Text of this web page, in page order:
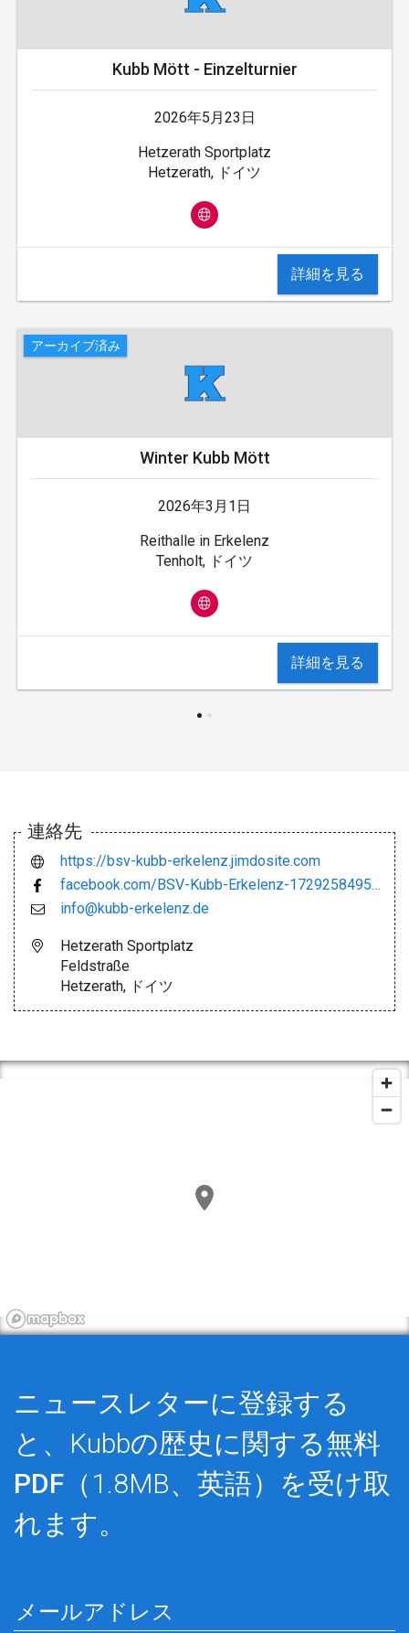
Kubb Mött - Einzelturnier
2026年5月23日
Hetzerath Sportplatz
Hetzerath, ドイツ
詳細を見る
アーカイブ済み
Winter Kubb Mött
2026年3月1日
Reithalle in Erkelenz
Tenholt, ドイツ
詳細を見る
連絡先
https://bsv-kubb-erkelenz.jimdosite.com
facebook.com/BSV-Kubb-Erkelenz-172925849527149/
info@kubb-erkelenz.de
Hetzerath Sportplatz
Feldstraße
Hetzerath, ドイツ
ニュースレターに登録する
と、Kubbの歴史に関する無料
PDF （1.8MB、英語）を受け取
れます。